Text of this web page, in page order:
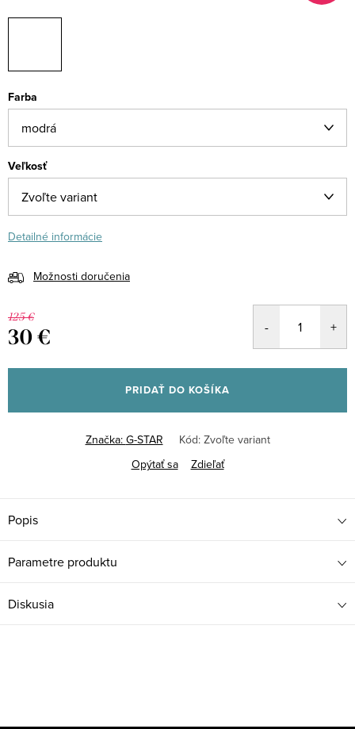
Farba
Veľkosť
Detailné informácie
Možnosti doručenia
125 €
30 €
cena:
PRIDAŤ DO KOŠÍKA
Značka: G-STAR Kód: Zvoľte variant
Opýtať sa
Zdieľať
Popis
Parametre produktu
Diskusia